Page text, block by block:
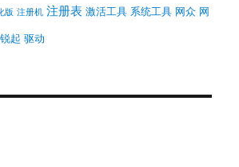
版 注册机 注册表 激活工具 系统工具 网众 网
锐起 驱动